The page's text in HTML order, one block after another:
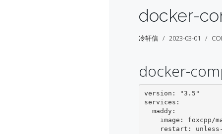
docker-
冷轩信 2023-03-01
docker-
version: "3.5"
services: